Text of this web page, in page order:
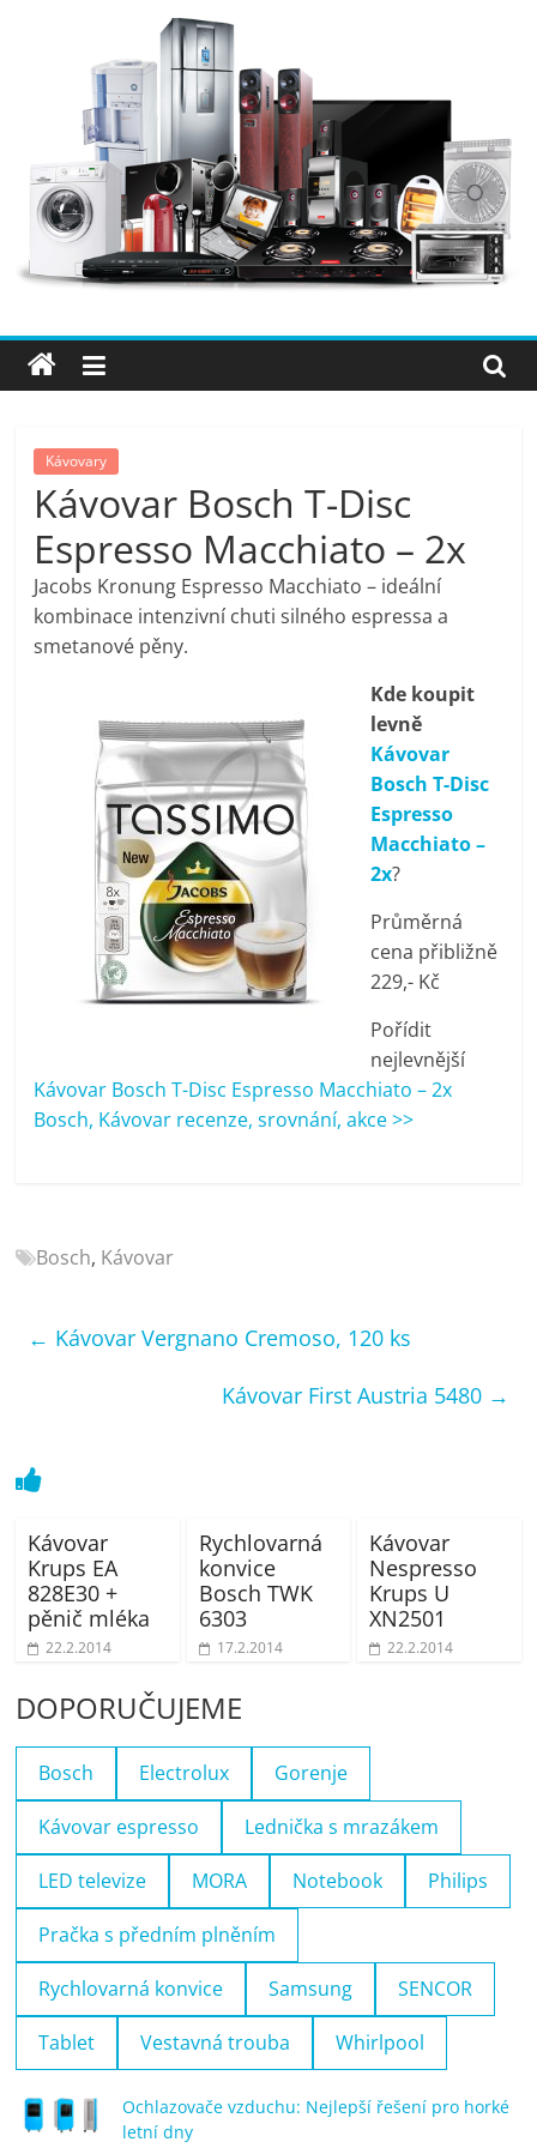
Elektro
OK
–
nejlepší
elektronika
porovnání,
pračky,
televize,
notebooky,
mobilní
telefony,
kávovary,
bazény
porovnání
Elektro
notebooky,
kávovary,
Kávovary
Kávovar Bosch T-Disc
Espresso Macchiato – 2x
Jacobs Kronung Espresso Macchiato – ideální
kombinace intenzivní chuti silného espressa a
smetanové pěny.
Kde koupit
levně
Kávovar
Bosch T-Disc
Espresso
Macchiato –
2x?
Průměrná
cena přibližně
229,- Kč
Pořídit
nejlevnější
Kávovar Bosch T-Disc Espresso Macchiato – 2x
Bosch, Kávovar recenze, srovnání, akce >>
Bosch, Kávovar
← Kávovar Vergnano Cremoso, 120 ks
Kávovar First Austria 5480 →
Kávovar
Krups EA
828E30 +
pěnič mléka
22.2.2014
Rychlovarná
konvice
Bosch TWK
6303
17.2.2014
Kávovar
Nespresso
Krups U
XN2501
22.2.2014
DOPORUČUJEME
Bosch Electrolux Gorenje
Kávovar espresso Lednička s mrazákem
LED televize MORA Notebook Philips
Pračka s předním plněním
Rychlovarná konvice Samsung SENCOR
Tablet Vestavná trouba Whirlpool
Ochlazovače vzduchu: Nejlepší řešení pro horké
letní dny